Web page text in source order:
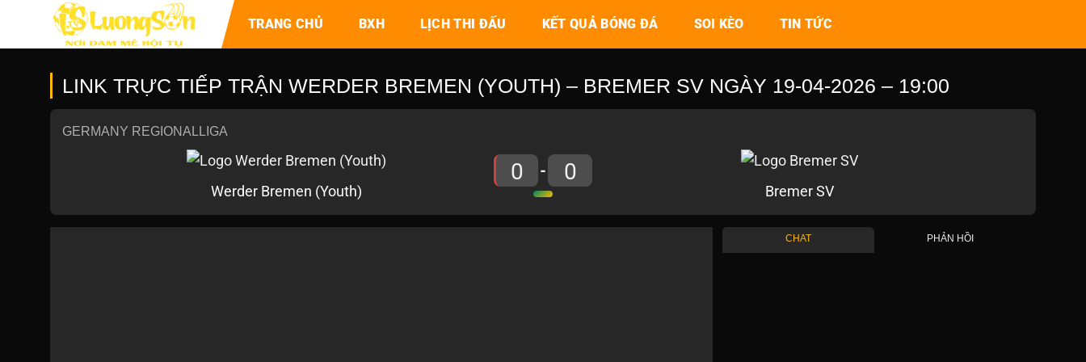
TRANG CHỦ BXH LỊCH THI ĐẤU KẾT QUẢ BÓNG ĐÁ SOI KÈO TIN TỨC
LINK TRỰC TIẾP TRẬN WERDER BREMEN (YOUTH) – BREMER SV NGÀY 19-04-2026 – 19:00
GERMANY REGIONALLIGA
Werder Bremen (Youth)
0 - 0
Bremer SV
CHAT PHẢN HỒI